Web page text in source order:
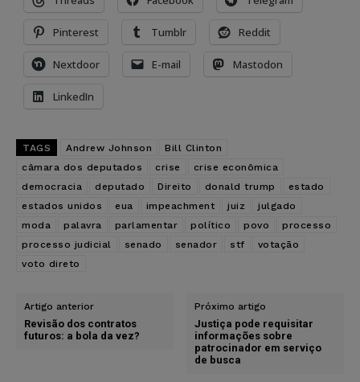
Pinterest Tumblr Reddit
Nextdoor E-mail Mastodon
LinkedIn
TAGS Andrew Johnson
Bill Clinton
câmara dos deputados
crise
crise econômica
democracia
deputado Direito donald trump
estado
estados unidos
eua impeachment juiz
julgado
moda
palavra parlamentar político povo
processo
processo judicial
senado senador stf
votação
voto direto
Artigo anterior
Revisão dos contratos
futuros: a bola da vez?
Próximo artigo
Justiça pode requisitar
informações sobre
patrocinador em serviço
de busca